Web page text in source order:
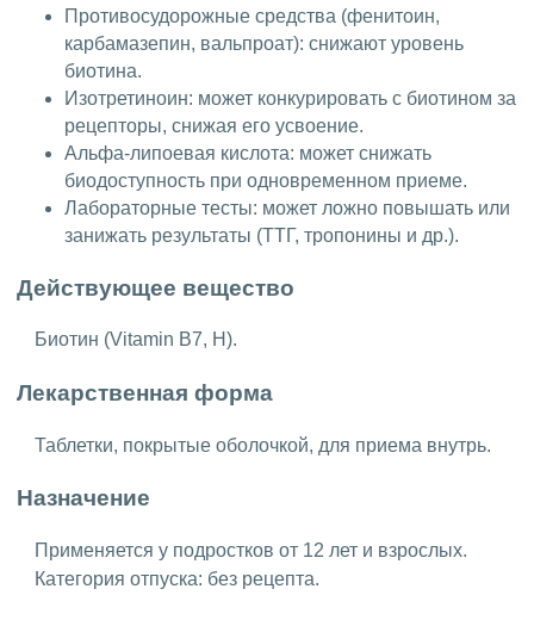
Противосудорожные средства (фенитоин,
карбамазепин, вальпроат): снижают уровень
биотина.
Изотретиноин: может конкурировать с биотином за
рецепторы, снижая его усвоение.
Альфа-липоевая кислота: может снижать
биодоступность при одновременном приеме.
Лабораторные тесты: может ложно повышать или
занижать результаты (ТТГ, тропонины и др.).
Действующее вещество
Биотин (Vitamin B7, H).
Лекарственная форма
Таблетки, покрытые оболочкой, для приема внутрь.
Назначение
Применяется у подростков от 12 лет и взрослых.
Категория отпуска: без рецепта.